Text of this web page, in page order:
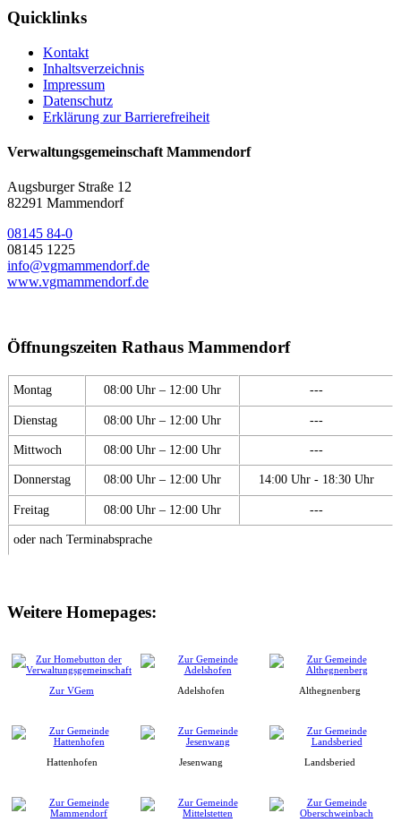
Quicklinks
Kontakt
Inhaltsverzeichnis
Impressum
Datenschutz
Erklärung zur Barrierefreiheit
Verwaltungsgemeinschaft Mammendorf
Augsburger Straße 12
82291 Mammendorf
08145 84-0
08145 1225
info@vgmammendorf.de
www.vgmammendorf.de
Öffnungszeiten Rathaus Mammendorf
Montag 08:00 Uhr – 12:00 Uhr ---
Dienstag 08:00 Uhr – 12:00 Uhr ---
Mittwoch 08:00 Uhr – 12:00 Uhr ---
Donnerstag 08:00 Uhr – 12:00 Uhr 14:00 Uhr - 18:30 Uhr
Freitag 08:00 Uhr – 12:00 Uhr ---
oder nach Terminabsprache
Weitere Homepages:
Zur VGem Adelshofen Althegnenberg
Hattenhofen Jesenwang Landsberied